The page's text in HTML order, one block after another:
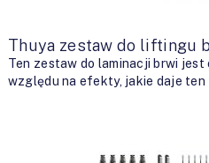
Thuya zestaw do liftingu
Ten zestaw do laminacji brwi
względu na efekty, jakie daje ten